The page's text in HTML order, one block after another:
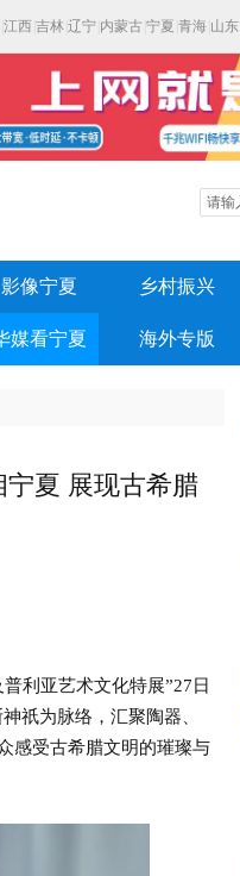
江西 吉林 辽宁 内蒙古 宁夏 青海 山东
影像宁夏 乡村振兴
媒看宁夏 海外专版
夏 展现古希腊
亚艺术文化特展”27日
祇为脉络，汇聚陶器、
感受古希腊文明的璀璨与